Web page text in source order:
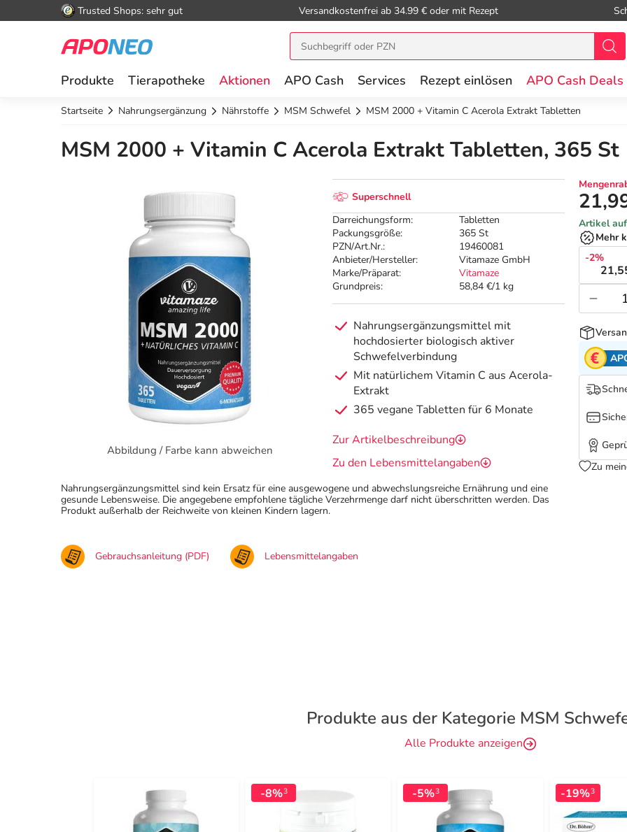
Trusted Shops: sehr gut Versandkostenfrei ab 34.99 € oder mit Rezept
Produkte Tierapotheke Aktionen APO Cash Services Rezept einlösen APO Cash Deals
Startseite Nahrungsergänzung Nährstoffe MSM Schwefel MSM 2000 + Vitamin C Acerola Extrakt Tabletten
MSM 2000 + Vitamin C Acerola Extrakt Tabletten, 365 St
Abbildung / Farbe kann abweichen
Superschnell
Darreichungsform:
Tabletten
Packungsgröße:
365 St
PZN/Art.Nr.:
19460081
Anbieter/Hersteller:
Vitamaze GmbH
Marke/Präparat:
Vitamaze
Grundpreis:
58,84 €/1 kg
Nahrungsergänzungsmittel mit
hochdosierter biologisch aktiver
Schwefelverbindung
Mit natürlichem Vitamin C aus Acerola-
Extrakt
365 vegane Tabletten für 6 Monate
Zur Artikelbeschreibung
Zu den Lebensmittelangaben
Artikel
Mehr
-2%
Zu
Nahrungsergänzungsmittel sind kein Ersatz für eine ausgewogene und abwechslungsreiche Ernährung und eine
gesunde Lebensweise. Die angegebene empfohlene tägliche Verzehrmenge darf nicht überschritten werden. Das
Produkt außerhalb der Reichweite von kleinen Kindern lagern.
Gebrauchsanleitung (PDF) Lebensmittelangaben
Produkte aus der Kategorie MSM
Alle Produkte anzeigen
-8%3 -5%3 -19%3